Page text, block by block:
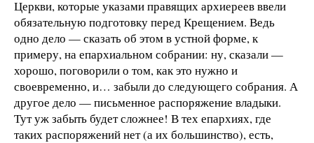
Церкви, которые указами правящих архиереев ввели
обязательную подготовку перед Крещением. Ведь
одно дело — сказать об этом в устной форме, к
примеру, на епархиальном собрании: ну, сказали —
хорошо, поговорили о том, как это нужно и
своевременно, и… забыли до следующего собрания. А
другое дело — письменное распоряжение владыки.
Тут уж забыть будет сложнее! В тех епархиях, где
таких распоряжений нет (а их большинство), есть,